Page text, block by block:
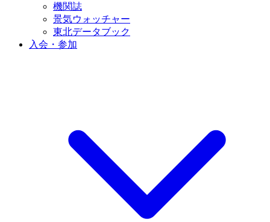
機関誌
景気ウォッチャー
東北データブック
入会・参加